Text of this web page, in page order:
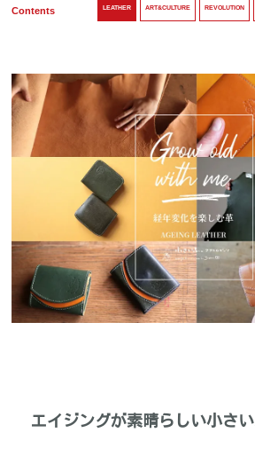
Contents LEATHER ART&CULTURE REVOLUTION
エイジングが素晴らしい小さ